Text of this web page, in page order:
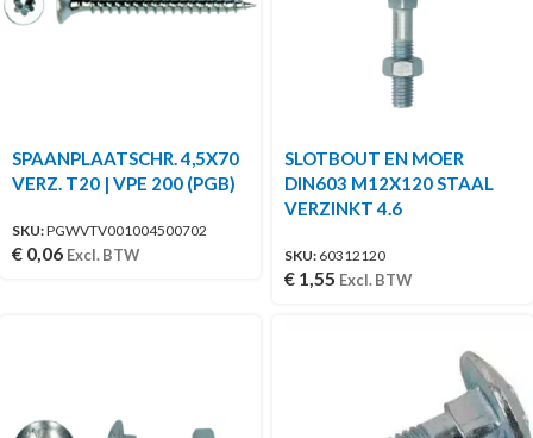
SPAANPLAATSCHR. 4,5X70
VERZ. T20 | VPE 200 (PGB)
SKU:PGWVTV001004500702
€ 0,06 Excl. BTW
SLOTBOUT EN MOER
DIN603 M12X120 STAAL
VERZINKT 4.6
SKU: 60312120
€ 1,55 Excl. BTW